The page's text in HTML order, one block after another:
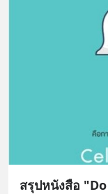
สรุปหนังสือ